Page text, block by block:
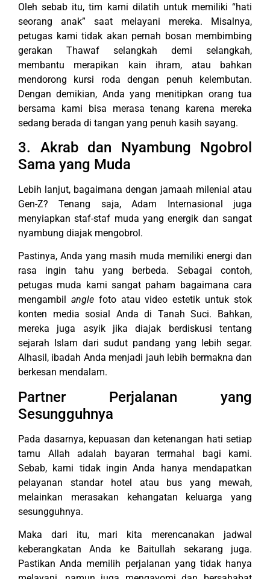
Oleh sebab itu, tim kami dilatih untuk memiliki “hati
seorang anak” saat melayani mereka. Misalnya,
petugas kami tidak akan pernah bosan membimbing
gerakan Thawaf selangkah demi selangkah,
membantu merapikan kain ihram, atau bahkan
mendorong kursi roda dengan penuh kelembutan.
Dengan demikian, Anda yang menitipkan orang tua
bersama kami bisa merasa tenang karena mereka
sedang berada di tangan yang penuh kasih sayang.
3. Akrab dan Nyambung Ngobrol
Sama yang Muda
Lebih lanjut, bagaimana dengan jamaah milenial atau
Gen-Z? Tenang saja, Adam Internasional juga
menyiapkan staf-staf muda yang energik dan sangat
nyambung diajak mengobrol.
Pastinya, Anda yang masih muda memiliki energi dan
rasa ingin tahu yang berbeda. Sebagai contoh,
petugas muda kami sangat paham bagaimana cara
mengambil anglefoto atau video estetik untuk stok
konten media sosial Anda di Tanah Suci. Bahkan,
mereka juga asyik jika diajak berdiskusi tentang
sejarah Islam dari sudut pandang yang lebih segar.
Alhasil, ibadah Anda menjadi jauh lebih bermakna dan
berkesan mendalam.
Partner Perjalanan yang
Sesungguhnya
Pada dasarnya, kepuasan dan ketenangan hati setiap
tamu Allah adalah bayaran termahal bagi kami.
Sebab, kami tidak ingin Anda hanya mendapatkan
pelayanan standar hotel atau bus yang mewah,
melainkan merasakan kehangatan keluarga yang
sesungguhnya.
Maka dari itu, mari kita merencanakan jadwal
keberangkatan Anda ke Baitullah sekarang juga.
Pastikan Anda memilih perjalanan yang tidak hanya